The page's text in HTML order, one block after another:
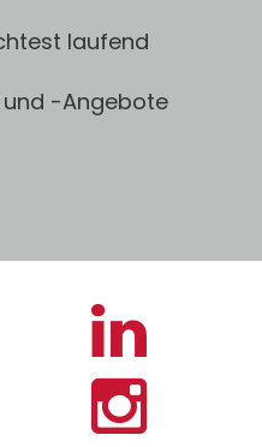
laufend
-Angebote